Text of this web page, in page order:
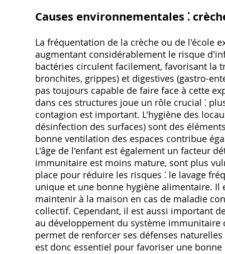
Causes environnementales ⁚
La fréquentation de la crèche ou de l'école
augmentant considérablement le risque
bactéries circulent facilement, favorisant la
bronchites, grippes) et digestives (gastro-
pas toujours capable de faire face à cette
dans ces structures joue un rôle crucial ⁚
contagion est important. L'hygiène des
désinfection des surfaces) sont des
bonne ventilation des espaces contribue
L'âge de l'enfant est également un facteur
immunitaire est moins mature, sont plus
place pour réduire les risques ⁚ le lavage
unique et une bonne hygiène alimentaire.
maintenir à la maison en cas de maladie
collectif. Cependant, il est aussi important
au développement du système
permet de renforcer ses défenses
est donc essentiel pour favoriser une bonne